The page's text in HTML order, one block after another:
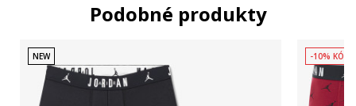
Podobné produkty
NEW -10% KÓD: